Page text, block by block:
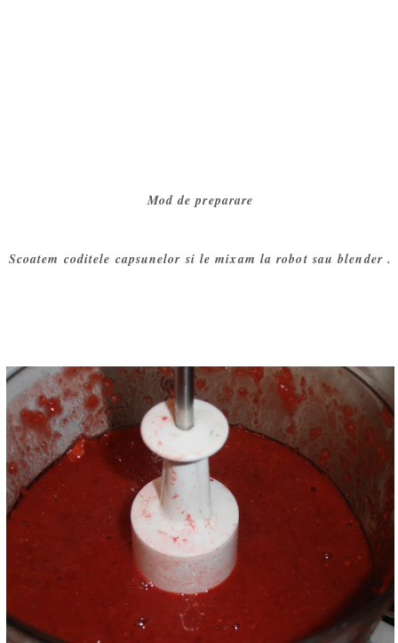
Mod de preparare
Scoatem coditele capsunelor si le mixam la robot sau blender .